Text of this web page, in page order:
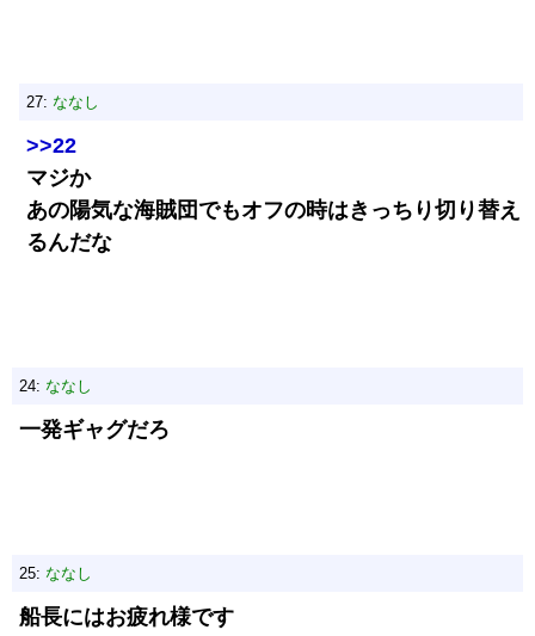
27: ななし
>>22
マジか
あの陽気な海賊団でもオフの時はきっちり切り替え
るんだな
24: ななし
一発ギャグだろ
25: ななし
船長にはお疲れ様です